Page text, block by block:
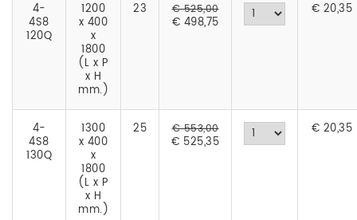
4-
4S8
120Q
1200
x 400
x
1800
(L x P
x H
mm.)
23 € 525,00
€ 498,75
€ 20,35
4-
4S8
130Q
1300
x 400
x
1800
(L x P
x H
mm.)
25 € 553,00
€ 525,35
€ 20,35